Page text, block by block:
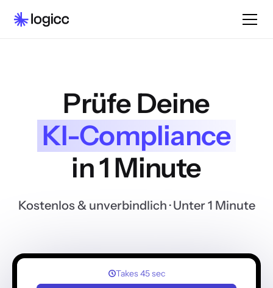
Prüfe Deine
KI-Compliance
in 1 Minute
Kostenlos & unverbindlich · Unter 1 Minute